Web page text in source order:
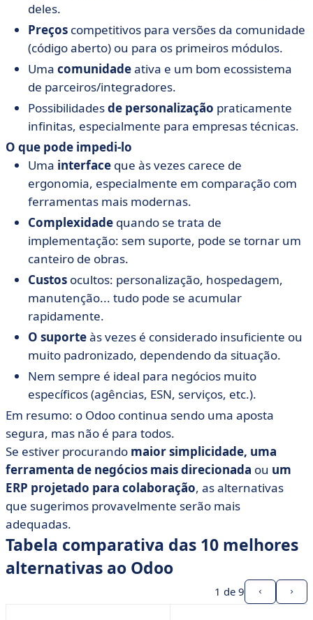
deles.
Preços competitivos para versões da comunidade
(código aberto) ou para os primeiros módulos.
Uma comunidadeativa e um bom ecossistema
de parceiros/integradores.
Possibilidadesde personalização praticamente
infinitas, especialmente para empresas técnicas.
O que pode impedi-lo
Uma interface que às vezes carece de
ergonomia, especialmente em comparação com
ferramentas mais modernas.
Complexidade quando se trata de
implementação: sem suporte, pode se tornar um
canteiro de obras.
Custos ocultos: personalização, hospedagem,
manutenção... tudo pode se acumular
rapidamente.
O suporteàs vezes é considerado insuficiente ou
muito padronizado, dependendo da situação.
Nem sempre é ideal para negócios muito
específicos (agências, ESN, serviços, etc.).
Em resumo: o Odoo continua sendo uma aposta
segura, mas não é para todos.
Se estiver procurando maior simplicidade, uma
ferramenta de negócios mais direcionada ou um
ERP projetado para colaboração, as alternativas
que sugerimos provavelmente serão mais
adequadas.
Tabela comparativa das 10 melhores
alternativas ao Odoo
1 de 9